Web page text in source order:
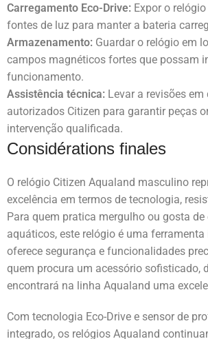
Carregamento Eco-Drive: Expor o
fontes de luz para manter a bateria
Armazenamento: Guardar o relógio em
campos magnéticos fortes que possam
funcionamento.
Assistência técnica: Levar a revisões em
autorizados Citizen para garantir peças
intervenção qualificada.
Considérations finales
O relógio Citizen Aqualand masculino
excelência em termos de tecnologia,
Para quem pratica mergulho ou gosta de
aquáticos, este relógio é uma
oferece segurança e funcionalidades
quem procura um acessório sofisticado,
encontrará na linha Aqualand uma
Com tecnologia Eco-Drive e sensor de
integrado, os relógios Aqualand